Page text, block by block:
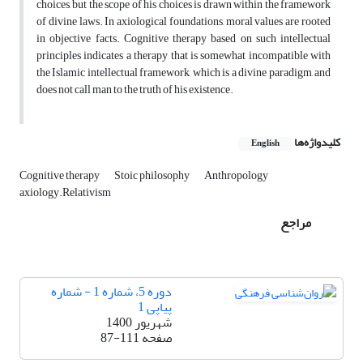
choices, but the scope of his choices is drawn within the framework
of divine laws. In axiological foundations, moral values ​​are rooted
in objective facts. Cognitive therapy based on such intellectual
principles indicates a therapy that is somewhat incompatible with
the Islamic intellectual framework, which is a divine paradigm, and
does not call man to the truth of his existence.
کلیدواژه‌ها English
Cognitive therapy Stoic philosophy Anthropology
axiology.Relativism
مراجع
دوره 5، شماره 1 - شماره
پیاپی 1
شهریور 1400
صفحه87-111